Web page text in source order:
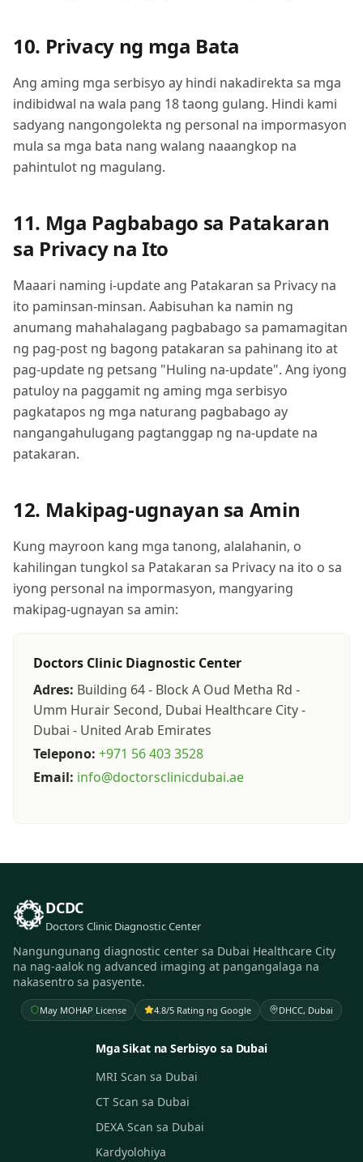
10. Privacy ng mga Bata
Ang aming mga serbisyo ay hindi nakadirekta sa mga
indibidwal na wala pang 18 taong gulang. Hindi kami
sadyang nangongolekta ng personal na impormasyon
mula sa mga bata nang walang naaangkop na
pahintulot ng magulang.
11. Mga Pagbabago sa Patakaran
sa Privacy na Ito
Maaari naming i-update ang Patakaran sa Privacy na
ito paminsan-minsan. Aabisuhan ka namin ng
anumang mahahalagang pagbabago sa pamamagitan
ng pag-post ng bagong patakaran sa pahinang ito at
pag-update ng petsang "Huling na-update". Ang iyong
patuloy na paggamit ng aming mga serbisyo
pagkatapos ng mga naturang pagbabago ay
nangangahulugang pagtanggap ng na-update na
patakaran.
12. Makipag-ugnayan sa Amin
Kung mayroon kang mga tanong, alalahanin, o
kahilingan tungkol sa Patakaran sa Privacy na ito o sa
iyong personal na impormasyon, mangyaring
makipag-ugnayan sa amin:
Doctors Clinic Diagnostic Center
Adres: Building 64 - Block A Oud Metha Rd -
Umm Hurair Second, Dubai Healthcare City -
Dubai - United Arab Emirates
Telepono: +971 56 403 3528
Email: info@doctorsclinicdubai.ae
DCDC
Doctors Clinic Diagnostic Center
Nangungunang diagnostic center sa Dubai Healthcare City
na nag-aalok ng advanced imaging at pangangalaga na
nakasentro sa pasyente.
May MOHAP License 4.8/5 Rating ng Google DHCC, Dubai
Mga Sikat na Serbisyo sa Dubai
MRI Scan sa Dubai
CT Scan sa Dubai
DEXA Scan sa Dubai
Kardyolohiya